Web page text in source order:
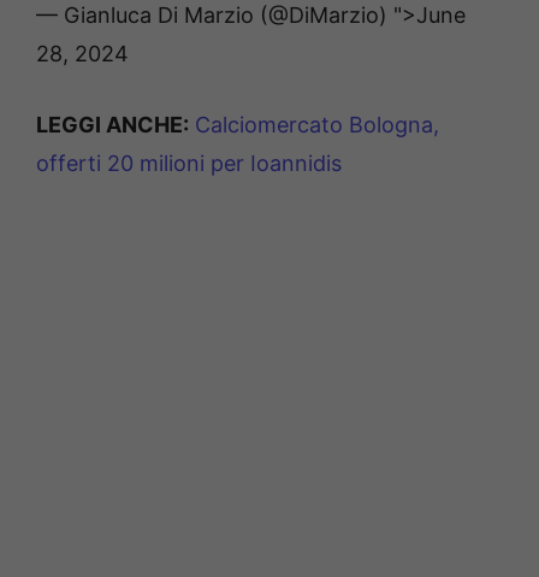
— Gianluca Di Marzio (@DiMarzio) ">June
28, 2024
LEGGI ANCHE: Calciomercato Bologna,
offerti 20 milioni per Ioannidis